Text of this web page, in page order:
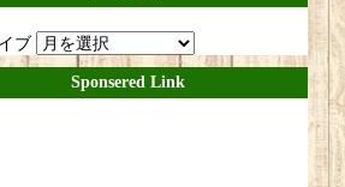
ブ
Sponsered Link